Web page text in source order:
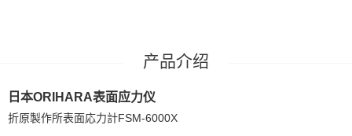
产品介绍
日本ORIHARA表面应力仪
折原製作所表面応力計FSM-6000X